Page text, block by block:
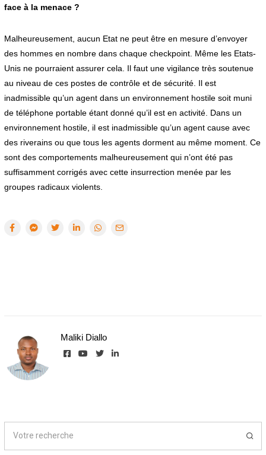
face à la menace ?
Malheureusement, aucun Etat ne peut être en mesure d’envoyer
des hommes en nombre dans chaque checkpoint. Même les Etats-
Unis ne pourraient assurer cela. Il faut une vigilance très soutenue
au niveau de ces postes de contrôle et de sécurité. Il est
inadmissible qu’un agent dans un environnement hostile soit muni
de téléphone portable étant donné qu’il est en activité. Dans un
environnement hostile, il est inadmissible qu’un agent cause avec
des riverains ou que tous les agents dorment au même moment. Ce
sont des comportements malheureusement qui n’ont été pas
suffisamment corrigés avec cette insurrection menée par les
groupes radicaux violents.
Maliki Diallo